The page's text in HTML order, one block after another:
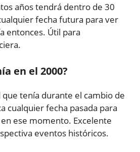
años tendrá dentro de 30
fecha futura para ver
entonces. Útil para
en el 2000?
que tenía durante el cambio de
cualquier fecha pasada para
ese momento. Excelente
eventos históricos.